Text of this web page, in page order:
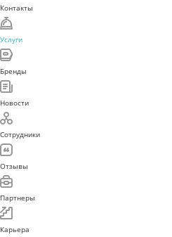
Контакты
Услуги
Бренды
Новости
Сотрудники
Отзывы
Партнеры
Карьера